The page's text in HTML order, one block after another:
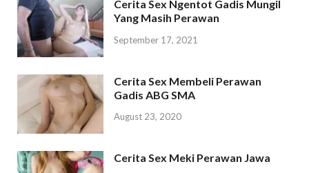
Cerita Sex Ngentot Gadis Mungil
Yang Masih Perawan
September 17, 2021
Cerita Sex Membeli Perawan
Gadis ABG SMA
August 23, 2020
Cerita Sex Meki Perawan Jawa